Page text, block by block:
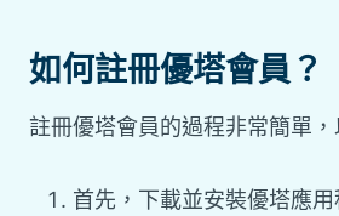
如何註冊優塔會員？
註冊優塔會員的過程非常簡單，
首先，下載並安裝優塔應